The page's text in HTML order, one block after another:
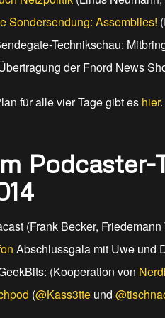
Sondersendung: Assemblies!
Technikschau:
der Fnord News
für alle vier Tage gibt es hier.
Podcaster-
(Frank Becker,
Abschlussgala mit Uwe und
(Kooperation von
(@Kass3tte und